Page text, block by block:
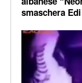
smaschera